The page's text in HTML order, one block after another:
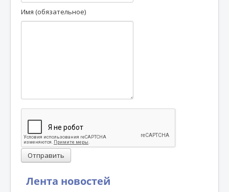
Лента новостей
Имя (обязательное)
Отправить